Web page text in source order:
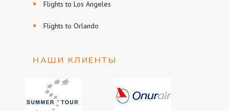
Flights to Los Angeles
Flights to Orlando
НАШИ КЛИЕНТЫ